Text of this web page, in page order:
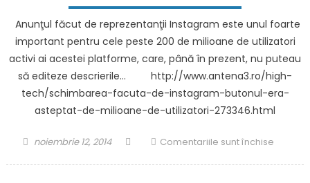
și
mult
că
Anunţul făcut de reprezentanţii Instagram este unul foarte
important pentru cele peste 200 de milioane de utilizatori
activi ai acestei platforme, care, până în prezent, nu puteau
să editeze descrierile… http://www.antena3.ro/high-
tech/schimbarea-facuta-de-instagram-butonul-era-
asteptat-de-milioane-de-utilizatori-273346.html
Posted
noiembrie 12, 2014 AuthorComentariile sunt închisepentru